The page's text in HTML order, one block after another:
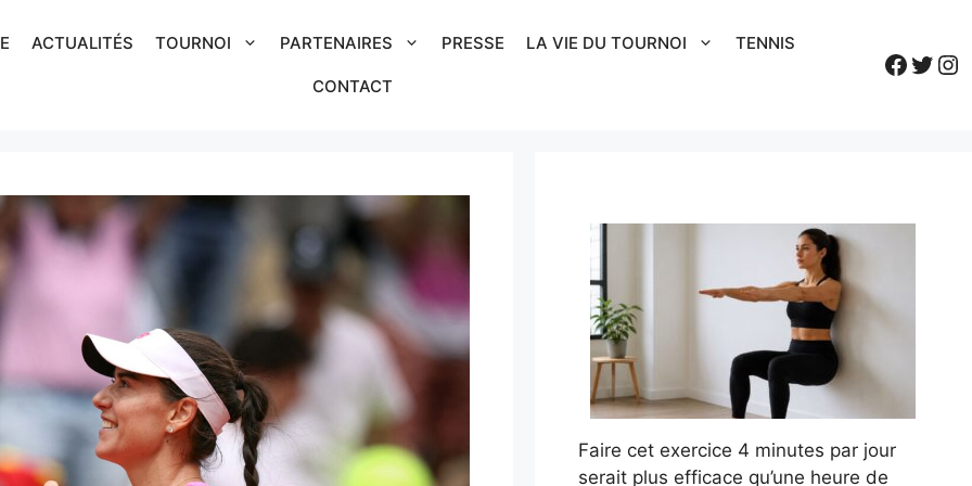
ACTUALITÉS TOURNOI PARTENAIRES PRESSE LA VIE DU TOURNOI TENNIS
CONTACT
Faire cet exercice 4 minutes par jour
serait plus efficace qu’une heure de